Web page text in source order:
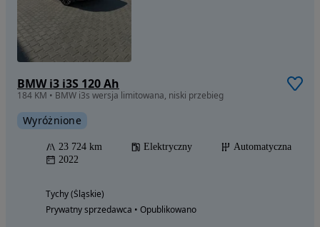
BMW i3 i3S 120 Ah
184 KM • BMW i3s wersja limitowana, niski przebieg
Wyróżnione
23 724 km Elektryczny
Automatyczna
2022
Tychy (Śląskie)
Prywatny sprzedawca • Opublikowano